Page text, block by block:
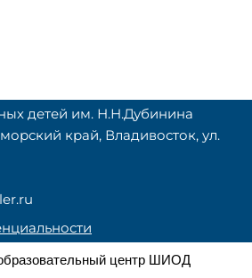
детей им. Н.Н.Дубинина
край, Владивосток, ул.
центр ШИОД